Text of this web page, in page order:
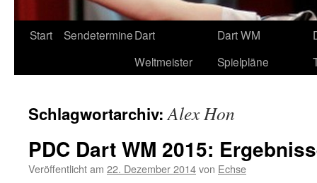
Start SendetermineDart
Weltmeister
Dart WM
Spielpläne
Schlagwortarchiv:Alex Hon
PDC Dart WM 2015:
Veröffentlicht am 22. Dezember 2014von Echse